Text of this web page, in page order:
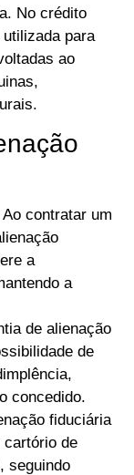
No crédito
para
ao
Ao contratar um
a
a
de alienação
de
concedido.
fiduciária
cartório de
seguindo